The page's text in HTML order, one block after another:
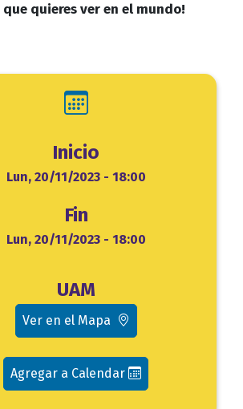
quieres ver en el mundo!
Inicio
Lun, 20/11/2023 - 18:00
Fin
Lun, 20/11/2023 - 18:00
UAM
Ver en el Mapa
Agregar a Calendar